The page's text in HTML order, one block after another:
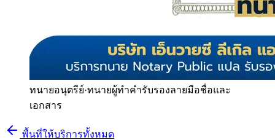
ทนายอนุตรีย์·ทนายผู้ทำคำรับรองลายมือชื่อและ
เอกสาร
พื้นที่ให้บริการทั้งหมด